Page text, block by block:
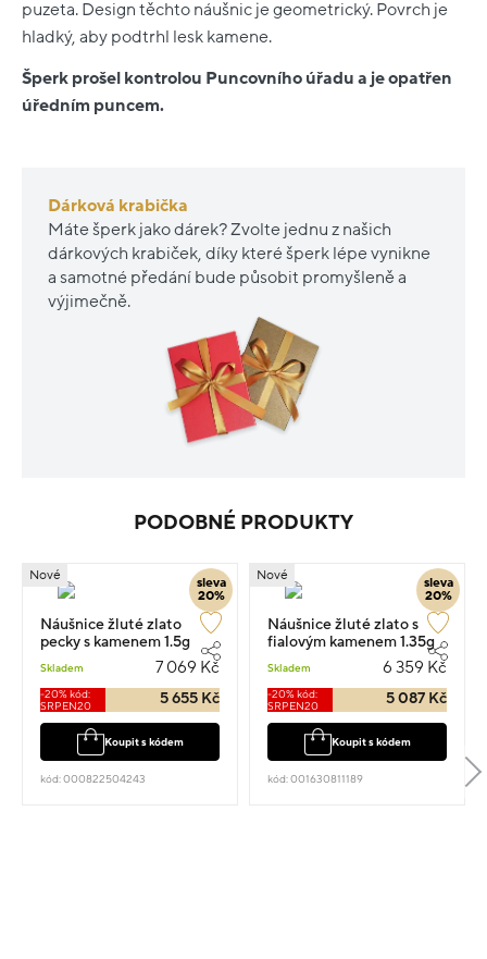
puzeta. Design těchto náušnic je geometrický. Povrch je
hladký, aby podtrhl lesk kamene.
Šperk prošel kontrolou Puncovního úřadu a je opatřen
úředním puncem.
Dárková krabička
Máte šperk jako dárek? Zvolte jednu z našich
dárkových krabiček, díky které šperk lépe vynikne
a samotné předání bude působit promyšleně a
výjimečně.
PODOBNÉ PRODUKTY
sleva
20%
Nové
Náušnice žluté zlato
pecky s kamenem 1.5g
Skladem 7 069 Kč
-20% kód:
SRPEN20
5 655 Kč
Koupit s kódem
kód: 000822504243
sleva
20%
Nové
Náušnice žluté zlato s
fialovým kamenem 1.35g
Skladem 6 359 Kč
-20% kód:
SRPEN20
5 087 Kč
Koupit s kódem
kód: 001630811189